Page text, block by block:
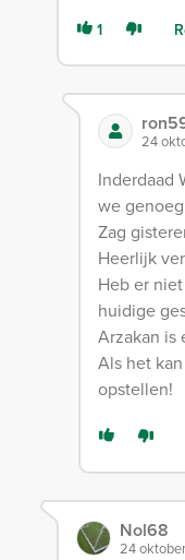
1
24
Inderdaad
we
Zag
Heerlijk
Heb er
huidige
Arzakan is
Als het
opstellen!
Nol68
24